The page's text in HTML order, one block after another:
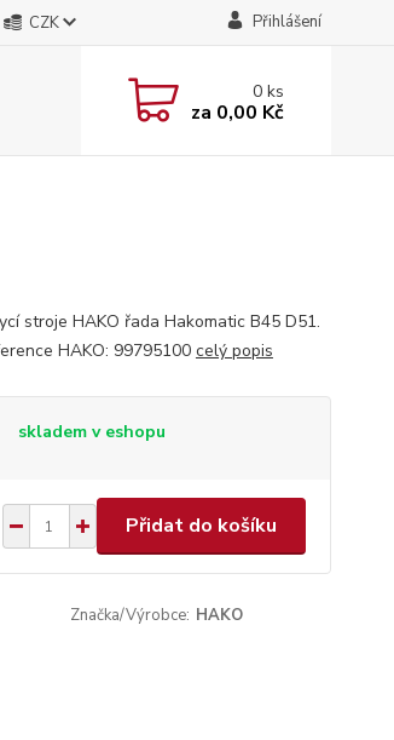
CZK Přihlášení
0ks
za 0,00 Kč
stroje HAKO řada Hakomatic B45 D51.
HAKO: 99795100 celý popis
skladem v eshopu
Přidat do košíku
Značka/Výrobce: HAKO